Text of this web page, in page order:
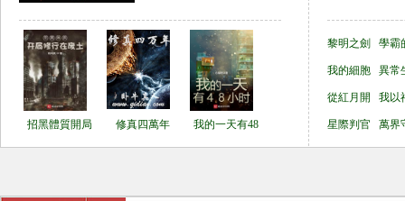
招黑體質開局 修真四萬年 我的一天有48
黎明之劍 學霸
我的細胞 異常
從紅月開 我以
星際判官 萬界